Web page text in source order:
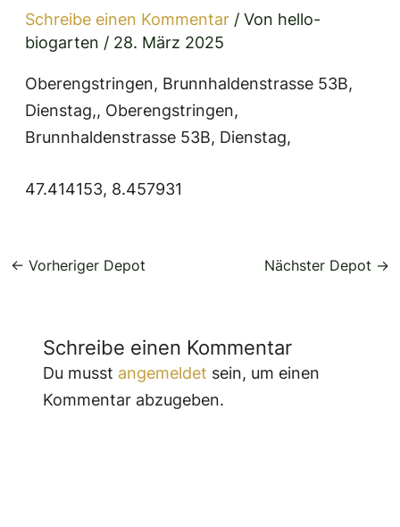
Schreibe einen Kommentar / Von hello-
biogarten / 28. März 2025
Oberengstringen, Brunnhaldenstrasse 53B,
Dienstag,, Oberengstringen,
Brunnhaldenstrasse 53B, Dienstag,
47.414153, 8.457931
← Vorheriger Depot Nächster Depot →
Schreibe einen Kommentar
Du musst angemeldet sein, um einen
Kommentar abzugeben.